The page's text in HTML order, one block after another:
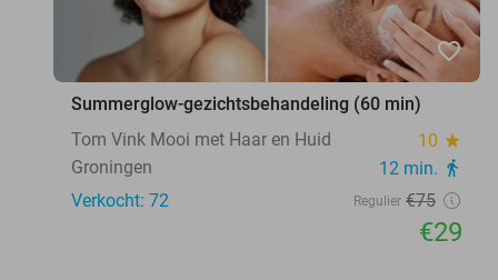
favorite_border
Summerglow-gezichtsbehandeling (60 min)
Tom Vink Mooi met Haar en Huid
10 star
Groningen 12 min. directions_walk
Verkocht: 72 Regulier €75
€29